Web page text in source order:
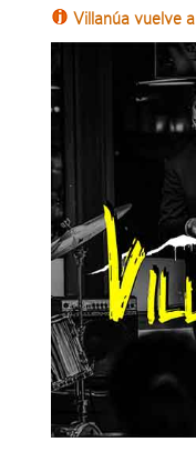
Villanúa vuelve